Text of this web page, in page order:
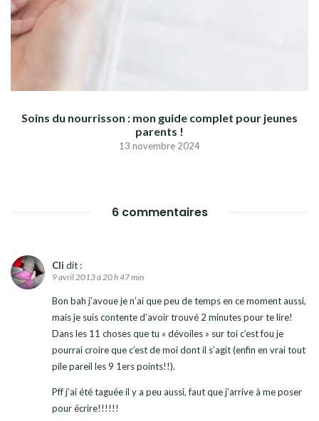
Soins du nourrisson : mon guide complet pour jeunes
parents !
13 novembre 2024
6 commentaires
Cli dit :
9 avril 2013 à 20 h 47 min
Bon bah j’avoue je n’ai que peu de temps en ce moment aussi,
mais je suis contente d’avoir trouvé 2 minutes pour te lire!
Dans les 11 choses que tu « dévoiles » sur toi c’est fou je
pourrai croire que c’est de moi dont il s’agit (enfin en vrai tout
pile pareil les 9 1ers points!!).
Pff j’ai été taguée il y a peu aussi, faut que j’arrive à me poser
pour écrire!!!!!!